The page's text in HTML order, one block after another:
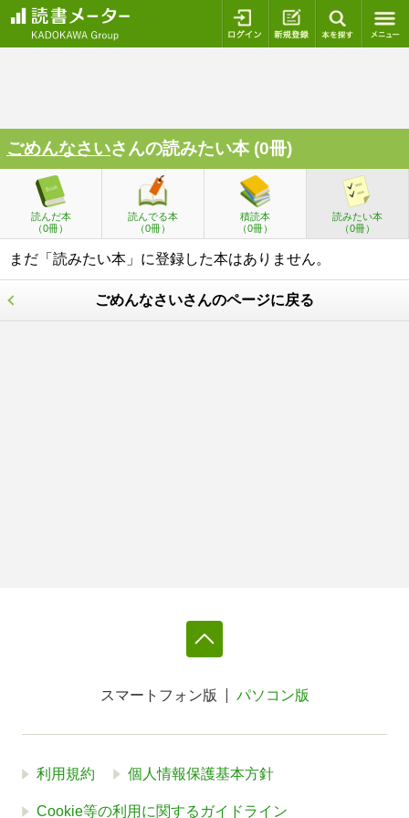
ログイン 新規登録
ごめんなさいさんの読みたい本 (0冊)
読んだ本
（0冊）
読んでる本
（0冊）
積読本
（0冊）
読みたい本
（0冊）
まだ「読みたい本」に登録した本はありません。
ごめんなさいさんのページに戻る
スマートフォン版 パソコン版
利用規約 個人情報保護基本方針
Cookie等の利用に関するガイドライン